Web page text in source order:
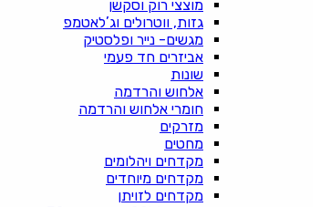
מוצצי רוק וסקשן
גזות, ווטרולים וג’לאטמפ
מגשים- נייר ופלסטיק
אביזרים חד פעמי
שונות
אלחוש והרדמה
חומרי אלחוש והרדמה
מזרקים
מחטים
מקדחים ויהלומים
מקדחים מיוחדים
מקדחים לזויתן